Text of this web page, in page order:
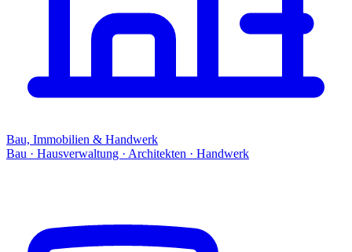
Bau, Immobilien & Handwerk
Bau · Hausverwaltung · Architekten · Handwerk